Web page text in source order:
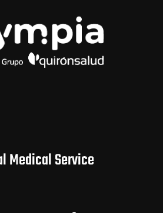
Medical Service